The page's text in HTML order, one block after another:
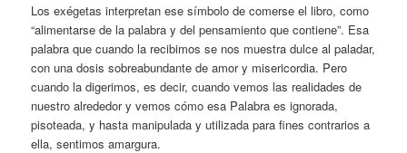
Los exégetas interpretan ese símbolo de comerse el libro, como
“alimentarse de la palabra y del pensamiento que contiene”. Esa
palabra que cuando la recibimos se nos muestra dulce al paladar,
con una dosis sobreabundante de amor y misericordia. Pero
cuando la digerimos, es decir, cuando vemos las realidades de
nuestro alrededor y vemos cómo esa Palabra es ignorada,
pisoteada, y hasta manipulada y utilizada para fines contrarios a
ella, sentimos amargura.